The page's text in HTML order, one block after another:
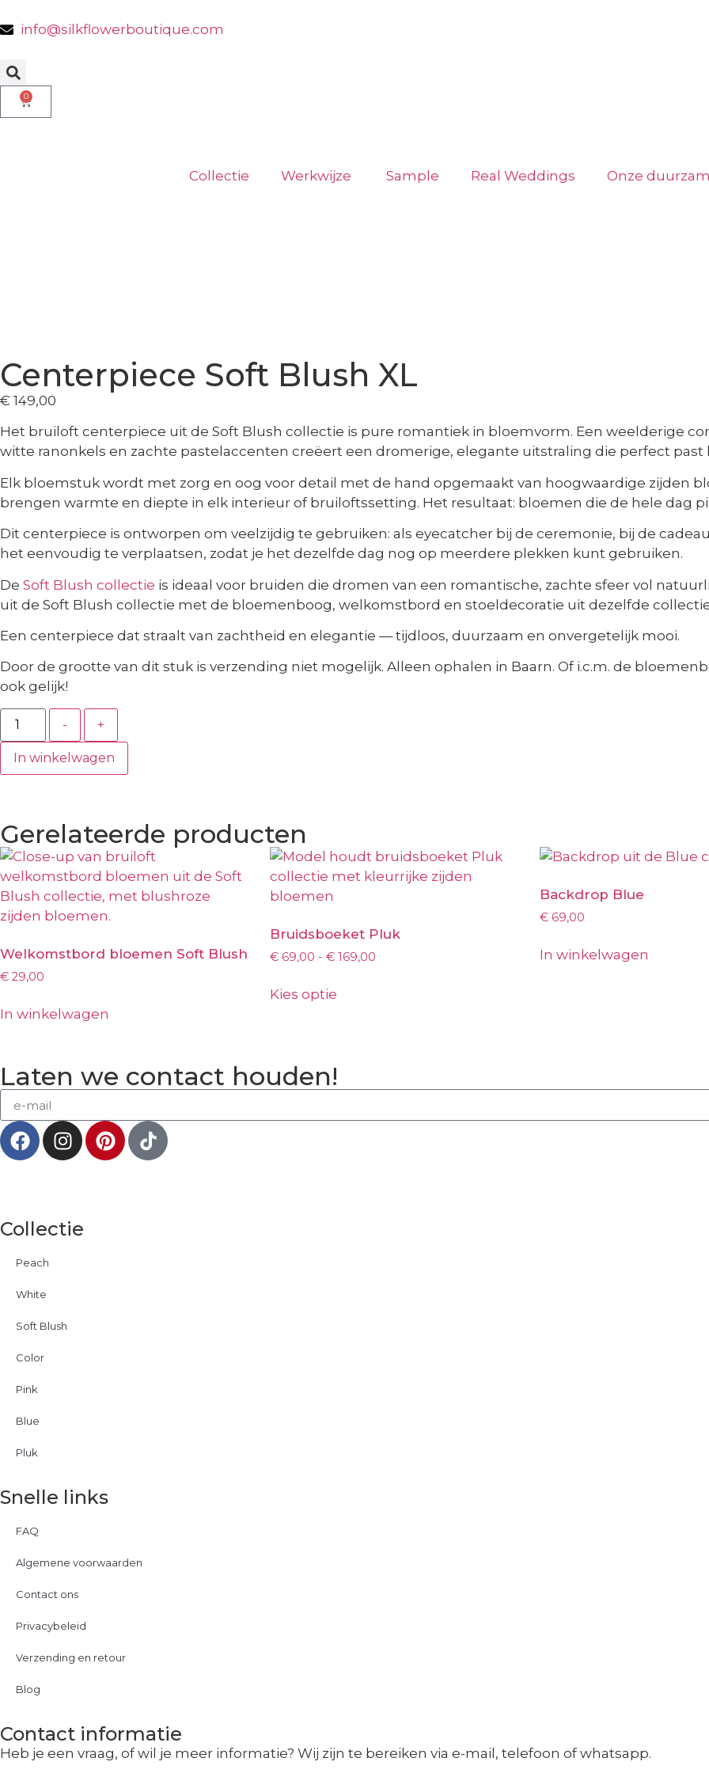
info@silkflowerboutique.com
0
Collectie Werkwijze Sample Real Weddings Onze
Centerpiece Soft Blush XL
€ 149,00
Het bruiloft centerpiece uit de Soft Blush collectie is pure romantiek in bloemvorm. Een weelderige
witte ranonkels en zachte pastelaccenten creëert een dromerige, elegante uitstraling die perfect past
Elk bloemstuk wordt met zorg en oog voor detail met de hand opgemaakt van hoogwaardige zijden
brengen warmte en diepte in elk interieur of bruiloftssetting. Het resultaat: bloemen die de hele dag
Dit centerpiece is ontworpen om veelzijdig te gebruiken: als eyecatcher bij de ceremonie, bij de
het eenvoudig te verplaatsen, zodat je het dezelfde dag nog op meerdere plekken kunt gebruiken.
De Soft Blush collectie is ideaal voor bruiden die dromen van een romantische, zachte sfeer vol
uit de Soft Blush collectie met de bloemenboog, welkomstbord en stoeldecoratie uit dezelfde
Een centerpiece dat straalt van zachtheid en elegantie — tijdloos, duurzaam en onvergetelijk mooi.
Door de grootte van dit stuk is verzending niet mogelijk. Alleen ophalen in Baarn. Of i.c.m. de
ook gelijk!
- +
In winkelwagen
Gerelateerde producten
Welkomstbord bloemen Soft Blush
€ 29,00
In winkelwagen
Bruidsboeket Pluk
€ 69,00 - € 169,00
Kies optie
Backdrop Blue
€ 69,00
In winkelwagen
Laten we contact houden!
Collectie
Peach
White
Soft Blush
Color
Pink
Blue
Pluk
Snelle links
FAQ
Algemene voorwaarden
Contact ons
Privacybeleid
Verzending en retour
Blog
Contact informatie
Heb je een vraag, of wil je meer informatie? Wij zijn te bereiken via e-mail, telefoon of whatsapp.